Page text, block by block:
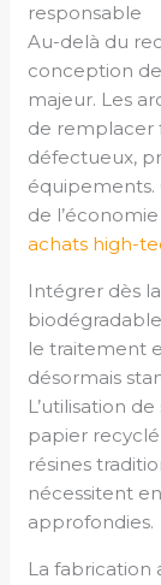
responsable
Au-delà du
conception
majeur. Les
de remplacer
défectueux,
équipements.
de
achats high-
Intégrer dès
le traitement
désormais
L’utilisation
papier
résines
nécessitent
approfondies.
La fabrication